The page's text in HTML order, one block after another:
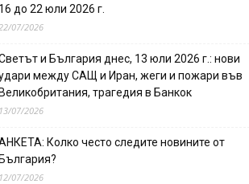
до 22 юли 2026 г.
07/2026
и България днес, 13 юли 2026 г.: нови
между САЩ и Иран, жеги и пожари във
трагедия в Банкок
07/2026
Колко често следите новините от
07/2026